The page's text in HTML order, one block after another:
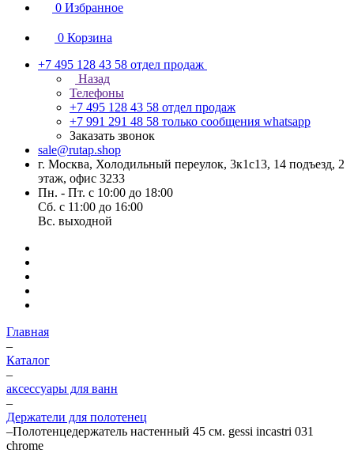
0 Избранное
0 Корзина
+7 495 128 43 58 отдел продаж
Назад
Телефоны
+7 495 128 43 58 отдел продаж
+7 991 291 48 58 только сообщения whatsapp
Заказать звонок
sale@rutap.shop
г. Москва, Холодильный переулок, 3к1с13, 14 подъезд, 2
этаж, офис 3233
Пн. - Пт. с 10:00 до 18:00
Сб. с 11:00 до 16:00
Вс. выходной
Главная
–
Каталог
–
аксессуары для ванн
–
Держатели для полотенец
–Полотенцедержатель настенный 45 см. gessi incastri 031
chrome